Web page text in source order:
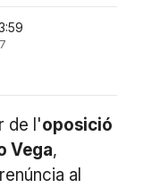
de l'oposició
Vega,
al